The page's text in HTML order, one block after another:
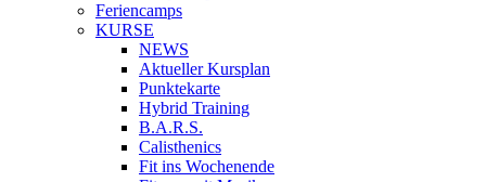
Feriencamps
KURSE
NEWS
Aktueller Kursplan
Punktekarte
Hybrid Training
B.A.R.S.
Calisthenics
Fit ins Wochenende